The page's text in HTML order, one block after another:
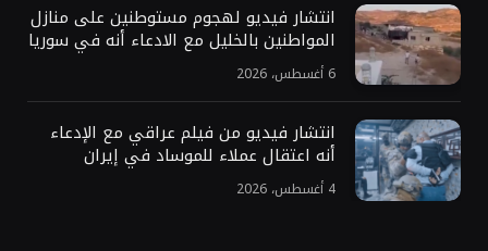
انتشار فيديو لهجوم مستوطنين على منازل
المواطنين بالخليل مع الادعاء أنه في سوريا
6 أغسطس، 2026
انتشار فيديو من فيلم عراقي مع الإدعاء
أنه اعتقال عملاء للموساد في إيران
4 أغسطس، 2026